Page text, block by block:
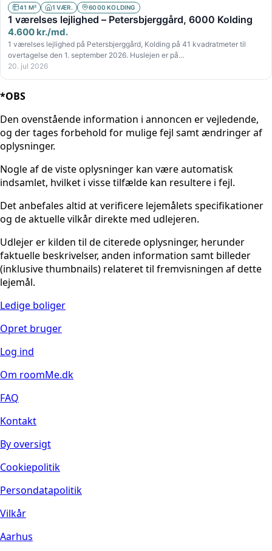
41 M² 1 VÆR. 6000 KOLDING
1 værelses lejlighed – Petersbjerggård, 6000 Kolding
4.600 kr./md.
1 værelses lejlighed på Petersbjerggård, Kolding på 41 kvadratmeter til
overtagelse den 1. september 2026. Huslejen er på…
20. jul 2026
*OBS
Den ovenstående information i annoncen er vejledende,
og der tages forbehold for mulige fejl samt ændringer af
oplysninger.
Nogle af de viste oplysninger kan være automatisk
indsamlet, hvilket i visse tilfælde kan resultere i fejl.
Det anbefales altid at verificere lejemålets specifikationer
og de aktuelle vilkår direkte med udlejeren.
Udlejer er kilden til de citerede oplysninger, herunder
faktuelle beskrivelser, anden information samt billeder
(inklusive thumbnails) relateret til fremvisningen af dette
lejemål.
Ledige boliger
Opret bruger
Log ind
Om roomMe.dk
FAQ
Kontakt
By oversigt
Cookiepolitik
Persondatapolitik
Vilkår
Aarhus